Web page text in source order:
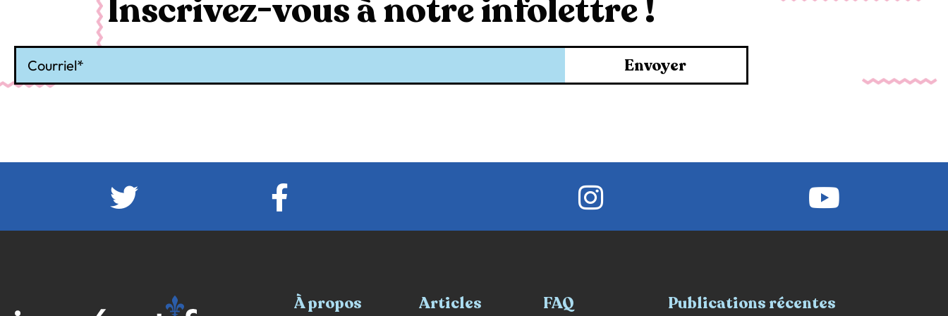
Inscrivez-vous à notre infolettre !
Envoyer
À propos Articles FAQ Publications récentes